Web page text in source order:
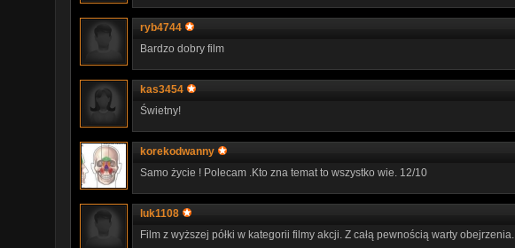
ryb4744
Bardzo dobry film
kas3454
Świetny!
korekodwanny
Samo życie ! Polecam .Kto zna temat to wszystko wie. 12/10
luk1108
Film z wyższej półki w kategorii filmy akcji. Z całą pewnością warty obejrzenia.